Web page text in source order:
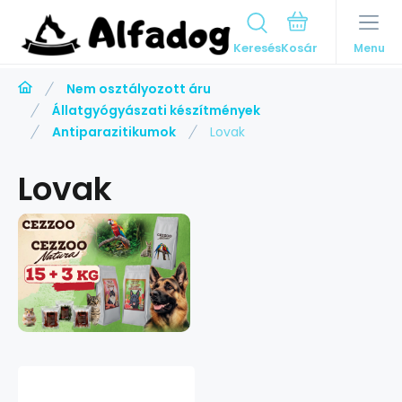
Keresés Menu
Nem osztályozott áru
Állatgyógyászati készítmények
Antiparazitikumok
Lovak
Lovak